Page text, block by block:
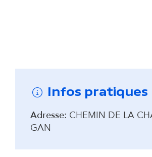
Infos pratiques
Adresse: CHEMIN DE LA
GAN